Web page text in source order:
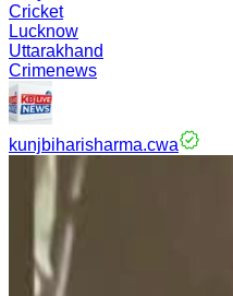
Cricket
Lucknow
Uttarakhand
Crimenews
kunjbiharisharma.cwa